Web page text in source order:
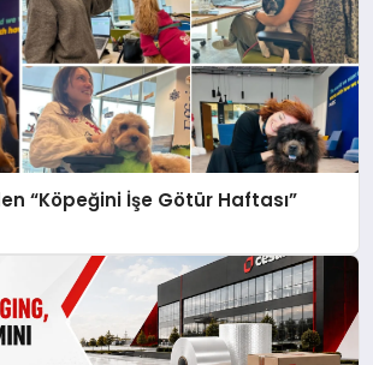
“Köpeğini İşe Götür Haftası”